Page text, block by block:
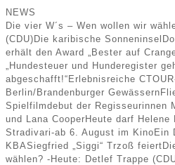
NEWS
Die vier W´s – Wen wollen wir
(CDU) Die karibische Sonneninsel
erhält den Award „Bester auf
„Hundesteuer und Hunderegister
abgeschafft!“ Erlebnisreiche
Berlin/Brandenburger Gewässern
Spielfilmdebut der Regisseurinnen
und Lana Cooper Heute darf Helene
Stradivari-ab 6. August im Kino Ein
KBASiegfried „Siggi“ Trzoß feiert
wählen? -Heute: Detlef Trappe